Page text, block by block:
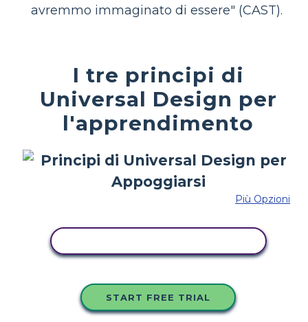
avremmo immaginato di essere" (CAST).
I tre principi di
Universal Design per
l'apprendimento
Più Opzioni
START FREE TRIAL